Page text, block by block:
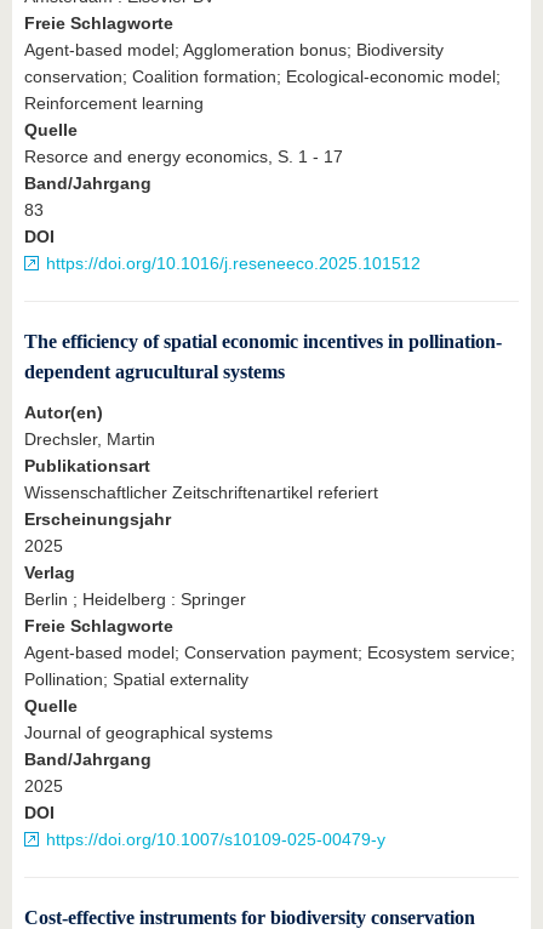
Freie Schlagworte
Agent-based model; Agglomeration bonus; Biodiversity
conservation; Coalition formation; Ecological-economic model;
Reinforcement learning
Quelle
Resorce and energy economics, S. 1 - 17
Band/Jahrgang
83
DOI
https://doi.org/10.1016/j.reseneeco.2025.101512
The efficiency of spatial economic incentives in pollination-
dependent agrucultural systems
Autor(en)
Drechsler, Martin
Publikationsart
Wissenschaftlicher Zeitschriftenartikel referiert
Erscheinungsjahr
2025
Verlag
Berlin ; Heidelberg : Springer
Freie Schlagworte
Agent-based model; Conservation payment; Ecosystem service;
Pollination; Spatial externality
Quelle
Journal of geographical systems
Band/Jahrgang
2025
DOI
https://doi.org/10.1007/s10109-025-00479-y
Cost-effective instruments for biodiversity conservation